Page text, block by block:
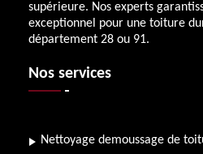
supérieure. Nos experts
exceptionnel pour une toiture
département 28 ou 91.
Nos services
Nettoyage demoussage de